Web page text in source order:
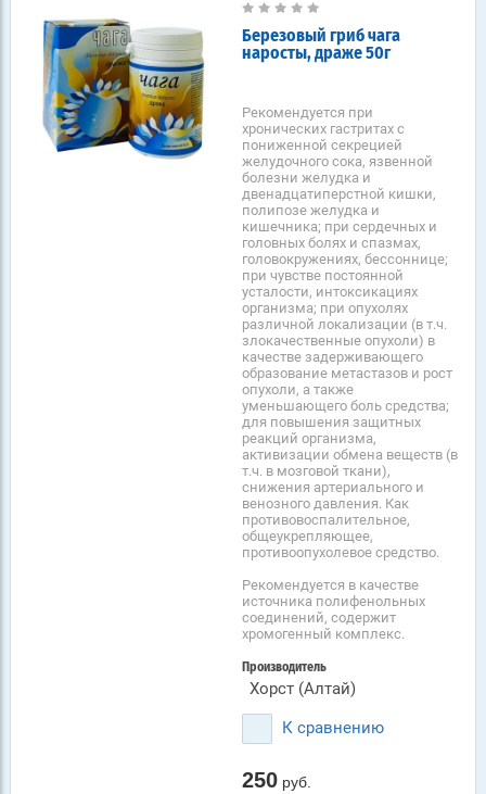
Березовый гриб чага
наросты, драже 50г
Рекомендуется при
хронических гастритах с
пониженной секрецией
желудочного сока, язвенной
болезни желудка и
двенадцатиперстной кишки,
полипозе желудка и
кишечника; при сердечных и
головных болях и спазмах,
головокружениях, бессоннице;
при чувстве постоянной
усталости, интоксикациях
организма; при опухолях
различной локализации (в т.ч.
злокачественные опухоли) в
качестве задерживающего
образование метастазов и рост
опухоли, а также
уменьшающего боль средства;
для повышения защитных
реакций организма,
активизации обмена веществ (в
т.ч. в мозговой ткани),
снижения артериального и
венозного давления. Как
противовоспалительное,
общеукрепляющее,
противоопухолевое средство.
Рекомендуется в качестве
источника полифенольных
соединений, содержит
хромогенный комплекс.
Производитель
Хорст (Алтай)
К сравнению
250 руб.